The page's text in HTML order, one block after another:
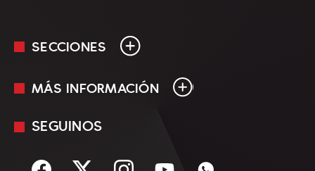
SECCIONES
En Vivo
Sociedad
MÁS INFORMACIÓN
Mediakit
Términos y condiciones
SEGUINOS